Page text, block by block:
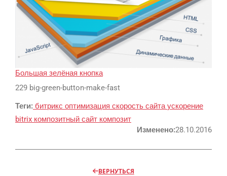
Большая зелёная кнопка
229 big-green-button-make-fast
Теги: битрикс оптимизация скорость сайтаускорение
bitrix композитный сайт композит
Изменено:28.10.2016
ВЕРНУТЬСЯ
Реклама и продвижение
AI Automation
Разработка сайтов
CMS 1C-Bitrix
Цифра и офсет
Широкий формат
Телевидение
Аудио и звукозапись